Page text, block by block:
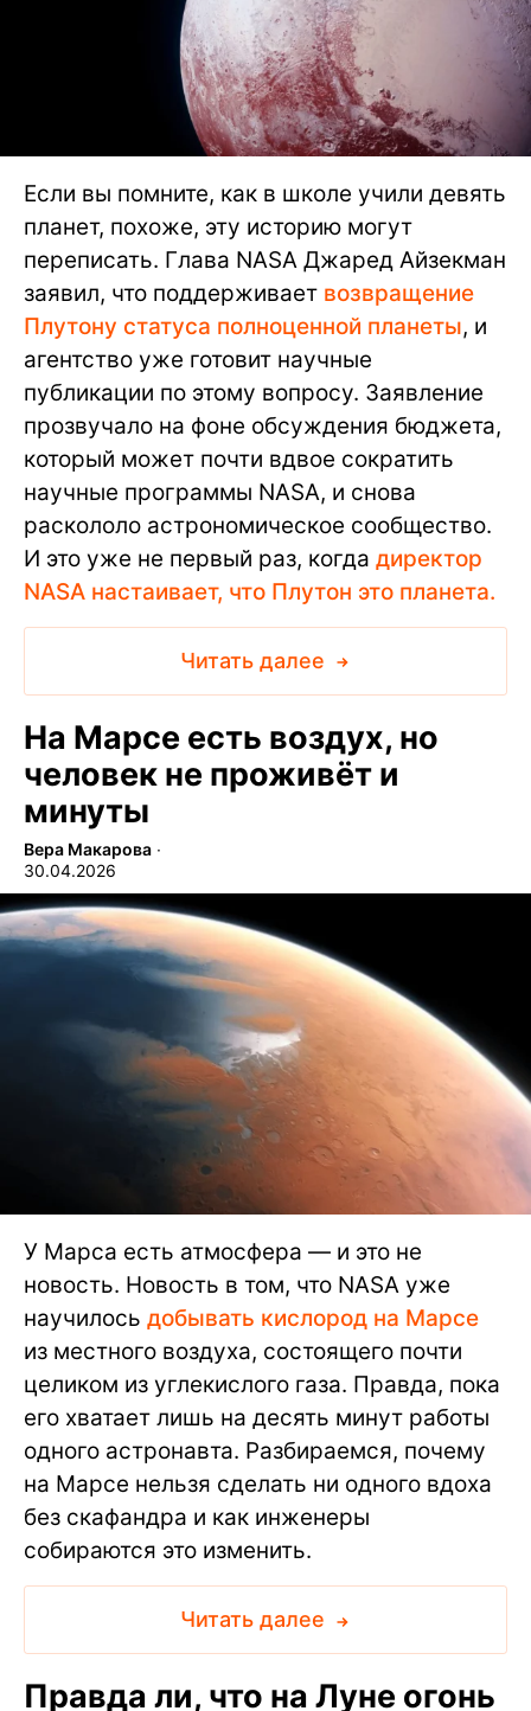
Если вы помните, как в школе учили девять
планет, похоже, эту историю могут
переписать. Глава NASA Джаред Айзекман
заявил, что поддерживает возвращение
Плутону статуса полноценной планеты, и
агентство уже готовит научные
публикации по этому вопросу. Заявление
прозвучало на фоне обсуждения бюджета,
который может почти вдвое сократить
научные программы NASA, и снова
раскололо астрономическое сообщество.
И это уже не первый раз, когда директор
NASA настаивает, что Плутон это планета.
Читать далее
На Марсе есть воздух, но
человек не проживёт и
минуты
Вера Макарова ∙
30.04.2026
У Марса есть атмосфера — и это не
новость. Новость в том, что NASA уже
научилось добывать кислород на Марсе
из местного воздуха, состоящего почти
целиком из углекислого газа. Правда, пока
его хватает лишь на десять минут работы
одного астронавта. Разбираемся, почему
на Марсе нельзя сделать ни одного вдоха
без скафандра и как инженеры
собираются это изменить.
Читать далее
Правда ли, что на Луне огонь